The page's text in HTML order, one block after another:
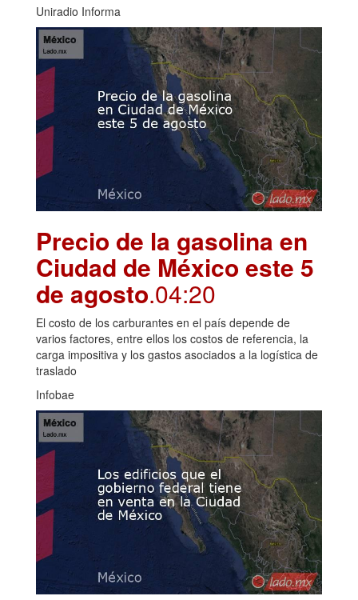
Uniradio Informa
Precio de la gasolina en
Ciudad de México este 5
de agosto.04:20
El costo de los carburantes en el país depende de
varios factores, entre ellos los costos de referencia, la
carga impositiva y los gastos asociados a la logística de
traslado
Infobae